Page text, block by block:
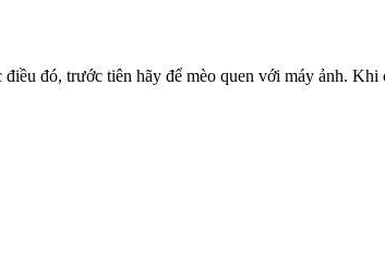
đó, trước tiên hãy để mèo quen với máy ảnh.